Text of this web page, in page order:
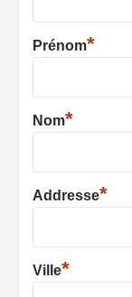
Prénom*
Nom*
Addresse*
Ville*